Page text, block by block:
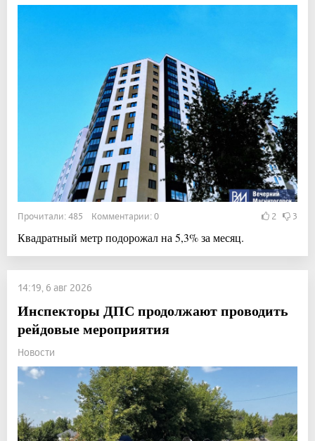
Прочитали: 485 Комментарии: 0 2 3
Квадратный метр подорожал на 5,3% за месяц.
14:19, 6 авг 2026
Инспекторы ДПС продолжают проводить
рейдовые мероприятия
Новости